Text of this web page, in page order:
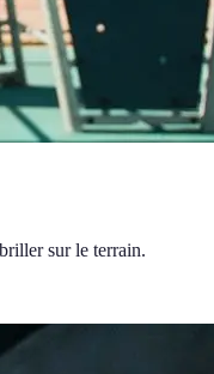
sur le terrain.